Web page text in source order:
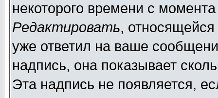
некоторого времени с
Редактировать,
уже ответил на ваше
надпись, она показывает
Эта надпись не появляется,